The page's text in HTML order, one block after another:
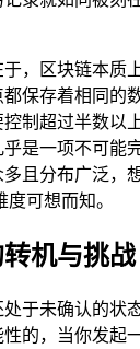
，区块链本质
都保存着相同的
制超过半数以
是一项不可能
多且分布广泛，
可想而知。
机与挑战
于未确认的状
的，当你发起